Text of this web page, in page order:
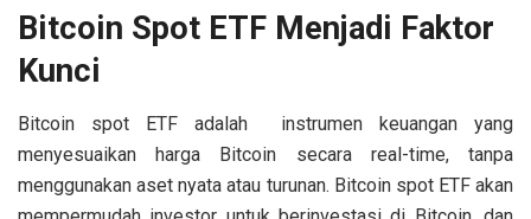
Bitcoin Spot ETF Menjadi Faktor
Kunci
Bitcoin spot ETF adalah instrumen keuangan yang
menyesuaikan harga Bitcoin secara real-time, tanpa
menggunakan aset nyata atau turunan. Bitcoin spot ETF akan